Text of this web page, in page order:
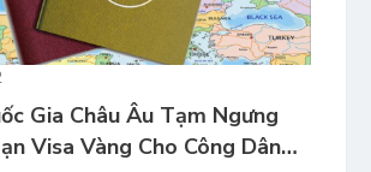
Gia Châu Âu Tạm Ngưng
Visa Vàng Cho Công Dân